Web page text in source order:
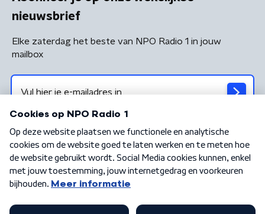
nieuwsbrief
Elke zaterdag het beste van NPO Radio 1 in jouw
mailbox
Algemene voorwaarden